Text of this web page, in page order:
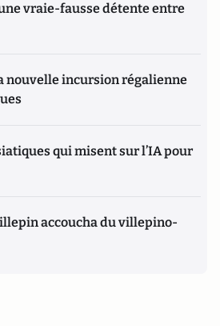
vraie-fausse détente entre
nouvelle incursion régalienne
qui misent sur l’IA pour
accoucha du villepino-